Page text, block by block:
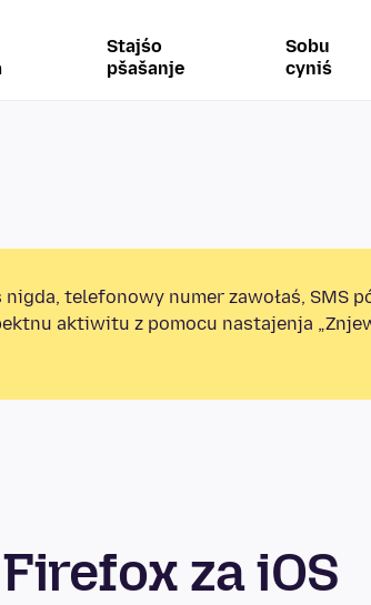
Stajśo
pšašanje
Sobu
cyniś
telefonowy numer zawołaś, SMS
aktiwitu z pomocu nastajenja
za iOS